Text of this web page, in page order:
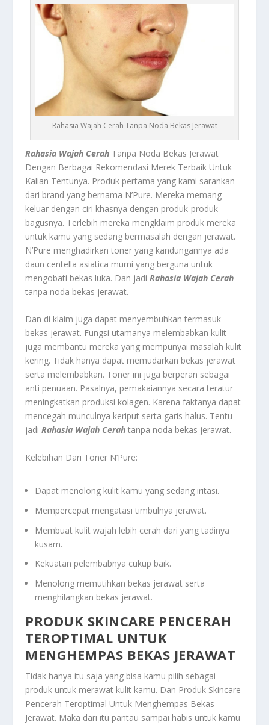
Rahasia Wajah Cerah Tanpa Noda Bekas Jerawat
Rahasia Wajah Cerah Tanpa Noda Bekas Jerawat
Dengan Berbagai Rekomendasi Merek Terbaik Untuk
Kalian Tentunya. Produk pertama yang kami sarankan
dari brand yang bernama N’Pure. Mereka memang
keluar dengan ciri khasnya dengan produk-produk
bagusnya. Terlebih mereka mengklaim produk mereka
untuk kamu yang sedang bermasalah dengan jerawat.
N’Pure menghadirkan toner yang kandungannya ada
daun centella asiatica murni yang berguna untuk
mengobati bekas luka. Dan jadiRahasia Wajah Cerah
tanpa noda bekas jerawat.
Dan di klaim juga dapat menyembuhkan termasuk
bekas jerawat. Fungsi utamanya melembabkan kulit
juga membantu mereka yang mempunyai masalah kulit
kering. Tidak hanya dapat memudarkan bekas jerawat
serta melembabkan. Toner ini juga berperan sebagai
anti penuaan. Pasalnya, pemakaiannya secara teratur
meningkatkan produksi kolagen. Karena faktanya dapat
mencegah munculnya keriput serta garis halus. Tentu
jadiRahasia Wajah Cerah tanpa noda bekas jerawat.
Kelebihan Dari Toner N’Pure:
Dapat menolong kulit kamu yang sedang iritasi.
Mempercepat mengatasi timbulnya jerawat.
Membuat kulit wajah lebih cerah dari yang tadinya
kusam.
Kekuatan pelembabnya cukup baik.
Menolong memutihkan bekas jerawat serta
menghilangkan bekas jerawat.
PRODUK SKINCARE PENCERAH
TEROPTIMAL UNTUK
MENGHEMPAS BEKAS JERAWAT
Tidak hanya itu saja yang bisa kamu pilih sebagai
produk untuk merawat kulit kamu. Dan Produk Skincare
Pencerah Teroptimal Untuk Menghempas Bekas
Jerawat. Maka dari itu pantau sampai habis untuk kamu